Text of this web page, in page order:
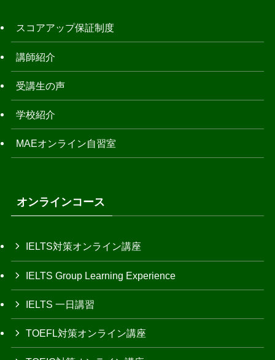
スコアアップ保証制度
講師紹介
受講生の声
学校紹介
MAEオンライン自習室
オンラインコース
IELTS対策オンライン講座
IELTS Group Learning Experience
IELTS 一日講習
TOEFL対策オンライン講座